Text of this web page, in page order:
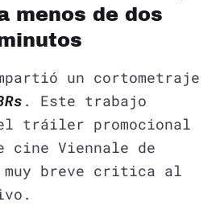
menos de dos
un cortometraje
. Este trabajo
el tráiler promocional
Viennale de
muy breve critica al